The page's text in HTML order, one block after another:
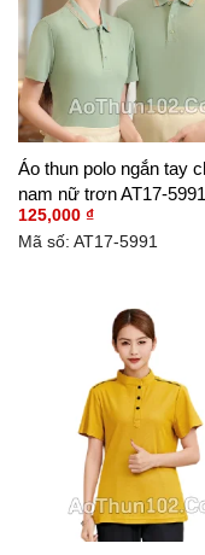
Áo thun polo ngắn tay
nam nữ trơn AT17-5991
125,000 ₫
Mã số: AT17-5991